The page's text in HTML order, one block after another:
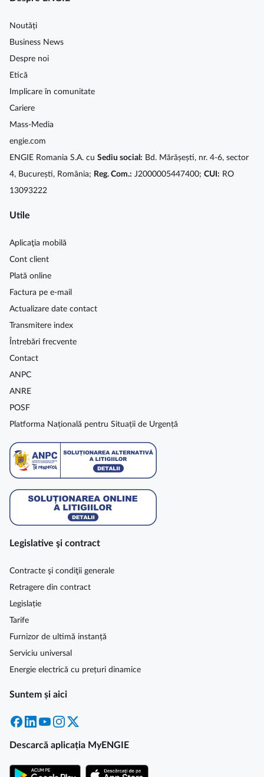
Noutăți
Business News
Despre noi
Etică
Implicare în comunitate
Cariere
Mass-Media
engie.com
ENGIE Romania S.A. cu Sediu social: Bd. Mărășești, nr. 4-6, sector
4, București, România; Reg. Com.: J2000005447400; CUI: RO
13093222
Utile
Aplicaţia mobilă
Cont client
Plată online
Factura pe e-mail
Actualizare date contact
Transmitere index
Întrebări frecvente
Contact
ANPC
ANRE
POSF
Platforma Națională pentru Situații de Urgență
Legislative şi contract
Contracte şi condiţii generale
Retragere din contract
Legislație
Tarife
Furnizor de ultimă instanță
Serviciu universal
Energie electrică cu prețuri dinamice
Suntem și aici
Facebook
LinkedInYouTubeInstagram
Descarcă aplicația MyENGIE